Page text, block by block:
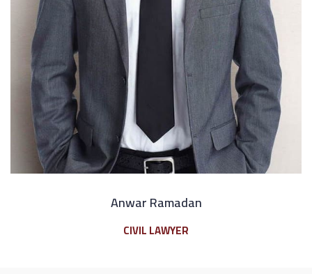
Anwar Ramadan
CIVIL LAWYER